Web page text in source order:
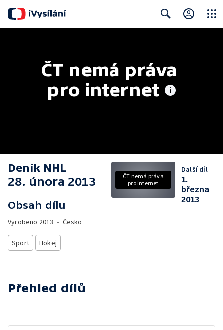
ČT nemá práva
pro internet
Deník NHL
28. února 2013
Obsah dílu
Vyrobeno 2013 • Česko
Sport Hokej
ČT nemá práva
pro internet
Další díl
1.
března
2013
Přehled dílů